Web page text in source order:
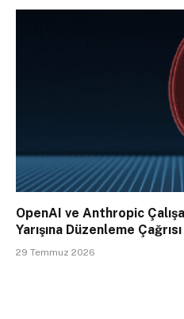
OpenAI ve Anthropic
Yarışına Düzenleme Çağrısı
29 Temmuz 2026